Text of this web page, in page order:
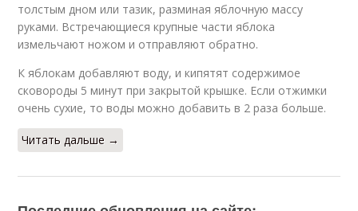
толстым дном или тазик, разминая яблочную массу
руками. Встречающиеся крупные части яблока
измельчают ножом и отправляют обратно.
К яблокам добавляют воду, и кипятят содержимое
сковороды 5 минут при закрытой крышке. Если отжимки
очень сухие, то воды можно добавить в 2 раза больше.
Читать дальше →